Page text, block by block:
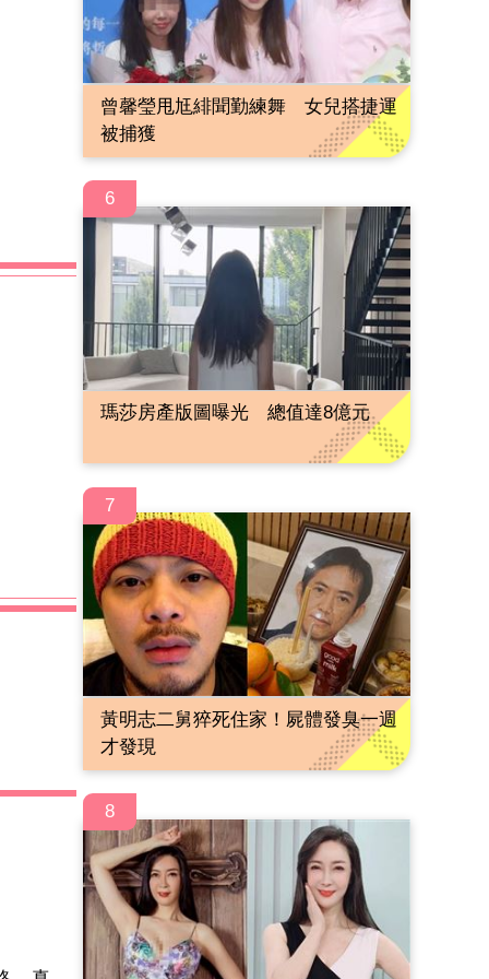
曾馨瑩甩尪緋聞勤練舞 女兒搭捷運
被捕獲
6
瑪莎房產版圖曝光 總值達8億元
7
黃明志二舅猝死住家！屍體發臭一週
才發現
8